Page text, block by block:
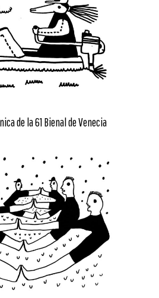
de la 61 Bienal de Venecia